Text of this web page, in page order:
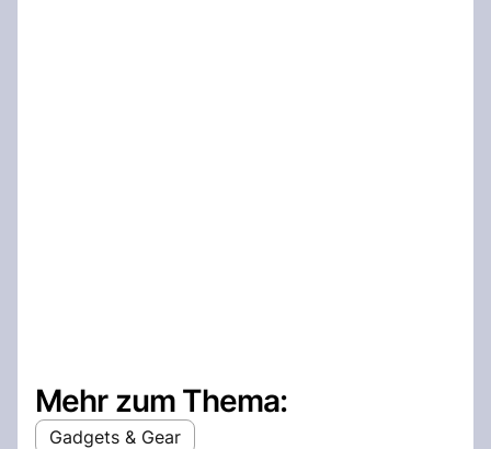
Mehr zum Thema:
Gadgets & Gear